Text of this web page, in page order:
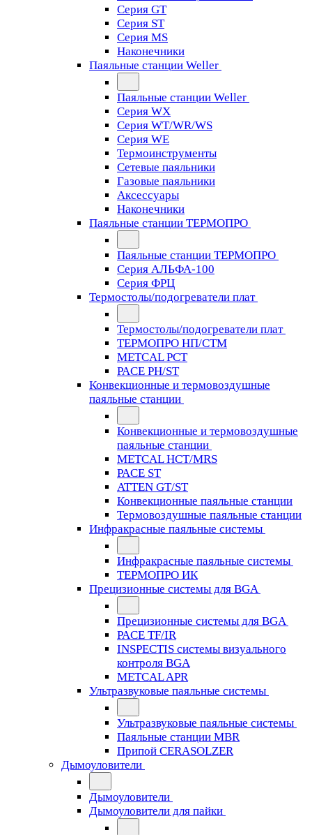
Серия GT
Серия ST
Серия MS
Наконечники
Паяльные станции Weller
Паяльные станции Weller
Серия WX
Серия WT/WR/WS
Серия WE
Термоинструменты
Сетевые паяльники
Газовые паяльники
Аксессуары
Наконечники
Паяльные станции ТЕРМОПРО
Паяльные станции ТЕРМОПРО
Серия АЛЬФА-100
Серия ФРЦ
Термостолы/подогреватели плат
Термостолы/подогреватели плат
ТЕРМОПРО НП/СТМ
METCAL PCT
PACE PH/ST
Конвекционные и термовоздушные
паяльные станции
Конвекционные и термовоздушные
паяльные станции
METCAL HCT/MRS
PACE ST
ATTEN GT/ST
Конвекционные паяльные станции
Термовоздушные паяльные станции
Инфракрасные паяльные системы
Инфракрасные паяльные системы
ТЕРМОПРО ИК
Прецизионные системы для BGA
Прецизионные системы для BGA
PACE TF/IR
INSPECTIS системы визуального
контроля BGA
METCAL APR
Ультразвуковые паяльные системы
Ультразвуковые паяльные системы
Паяльные станции MBR
Припой CERASOLZER
Дымоуловители
Дымоуловители
Дымоуловители для пайки